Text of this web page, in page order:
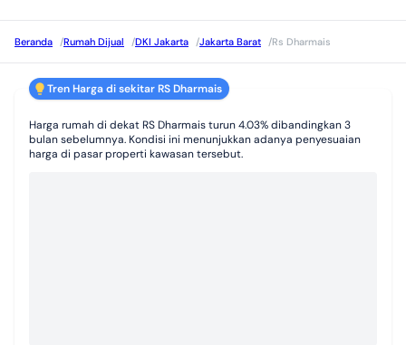
Beranda /Rumah Dijual /DKI Jakarta /Jakarta Barat /Rs Dharmais
Tren Harga di sekitar RS Dharmais
Harga rumah di dekat RS Dharmais turun 4.03% dibandingkan 3
bulan sebelumnya. Kondisi ini menunjukkan adanya penyesuaian
harga di pasar properti kawasan tersebut.